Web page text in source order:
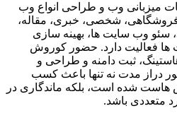
میزبانی وب و طراحی انواع وب
شخصی، خبری، مقاله،
سئو وب سایت ها، بهینه سازی
فعالیت دارد. حضور کوروش
در بازار هاستینگ، ثبت دامنه و طراحی و
دراز مدت نه تنها باعث کسب
هاست شده‌ است، بلکه ماندگاری در
متعددی باشد.